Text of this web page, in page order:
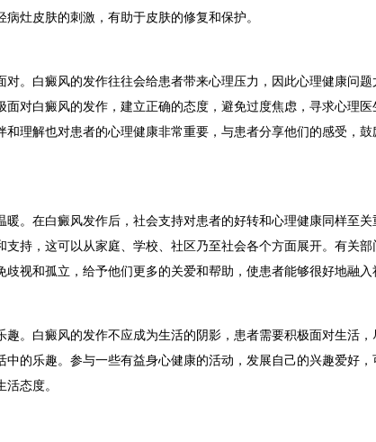
病灶皮肤的刺激，有助于皮肤的修复和保护。
。白癜风的发作往往会给患者带来心理压力，因此心理健康问题
面对白癜风的发作，建立正确的态度，避免过度焦虑，寻求心理
和理解也对患者的心理健康非常重要，与患者分享他们的感受，
。在白癜风发作后，社会支持对患者的好转和心理健康同样至关
支持，这可以从家庭、学校、社区乃至社会各个方面展开。有关部
歧视和孤立，给予他们更多的关爱和帮助，使患者能够很好地融入
。白癜风的发作不应成为生活的阴影，患者需要积极面对生活，
中的乐趣。参与一些有益身心健康的活动，发展自己的兴趣爱好，
态度。